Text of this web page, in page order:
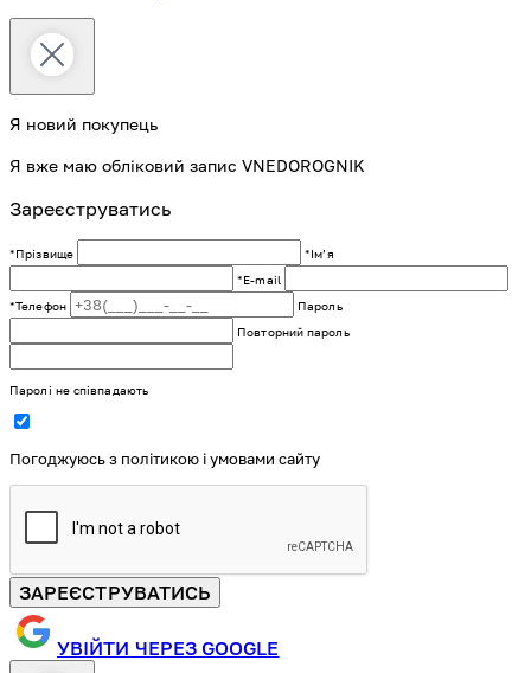
Я новий покупець
Я вже маю обліковий запис VNEDOROGNIK
Зареєструватись
*Прізвище
*Імʼя
*E-mail
*Телефон
Пароль
Повторний пароль
Паролі не співпадають
Погоджуюсь з політикою і умовами сайту
ЗАРЕЄСТРУВАТИСЬ
УВІЙТИ ЧЕРЕЗ GOOGLE